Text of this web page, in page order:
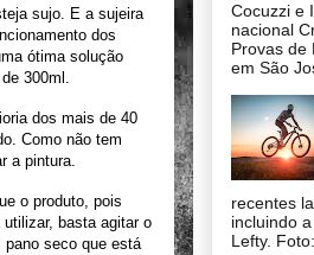
sujo. E a sujeira
dos
ótima solução
300ml.
dos mais de 40
Como não tem
a pintura.
o produto, pois
basta agitar o
pano seco que está
Cocuzzi e
nacional
Provas de
em São
recentes
incluindo
Lefty.